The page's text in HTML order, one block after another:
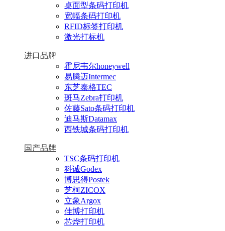
桌面型条码打印机
宽幅条码打印机
RFID标签打印机
激光打标机
进口品牌
霍尼韦尔honeywell
易腾迈Intermec
东芝泰格TEC
斑马Zebra打印机
佐藤Sato条码打印机
迪马斯Datamax
西铁城条码打印机
国产品牌
TSC条码打印机
科诚Godex
博思得Postek
芝柯ZICOX
立象Argox
佳博打印机
芯烨打印机